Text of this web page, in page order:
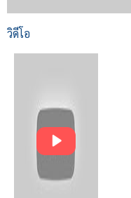
วิดีโอ